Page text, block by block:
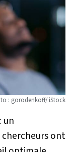
: gorodenkoff/ iStock
un
chercheurs ont